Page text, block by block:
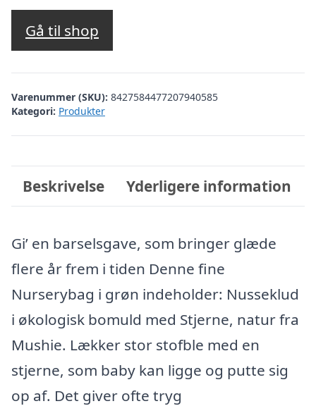
Gå til shop
Varenummer (SKU): 8427584477207940585
Kategori: Produkter
Beskrivelse Yderligere information
Gi’ en barselsgave, som bringer glæde
flere år frem i tiden Denne fine
Nurserybag i grøn indeholder: Nusseklud
i økologisk bomuld med Stjerne, natur fra
Mushie. Lækker stor stofble med en
stjerne, som baby kan ligge og putte sig
op af. Det giver ofte tryg